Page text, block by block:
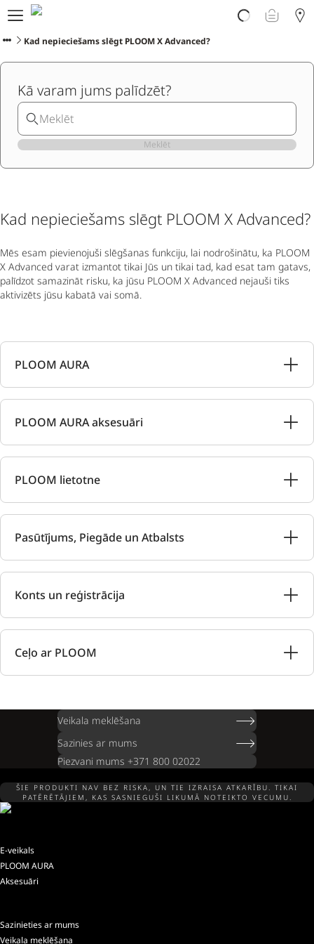
Par PLOOM AURA
Veikals
PLOOM klubs
Jaunumi
Apmaiņa
PLOOM lietotne
Kad nepieciešams slēgt PLOOM X Advanced?
Kā varam jums palīdzēt?
Meklēt
Kad nepieciešams slēgt PLOOM X Advanced?
Mēs esam pievienojuši slēgšanas funkciju, lai nodrošinātu, ka PLOOM
X Advanced varat izmantot tikai Jūs un tikai tad, kad esat tam gatavs,
palīdzot samazināt risku, ka jūsu PLOOM X Advanced nejauši tiks
aktivizēts jūsu kabatā vai somā.
PLOOM AURA
PLOOM AURA aksesuāri
PLOOM lietotne
Pasūtījums, Piegāde un Atbalsts
Konts un reģistrācija
Ceļo ar PLOOM
Veikala meklēšana
Sazinies ar mums
Piezvani mums +371 800 02022
ŠIE PRODUKTI NAV BEZ RISKA, UN TIE IZRAISA ATKARĪBU. TIKAI
PATĒRĒTĀJIEM, KAS SASNIEGUŠI LIKUMĀ NOTEIKTO VECUMU.
E-veikals
PLOOM AURA
Aksesuāri
Sazinieties ar mums
Veikala meklēšana